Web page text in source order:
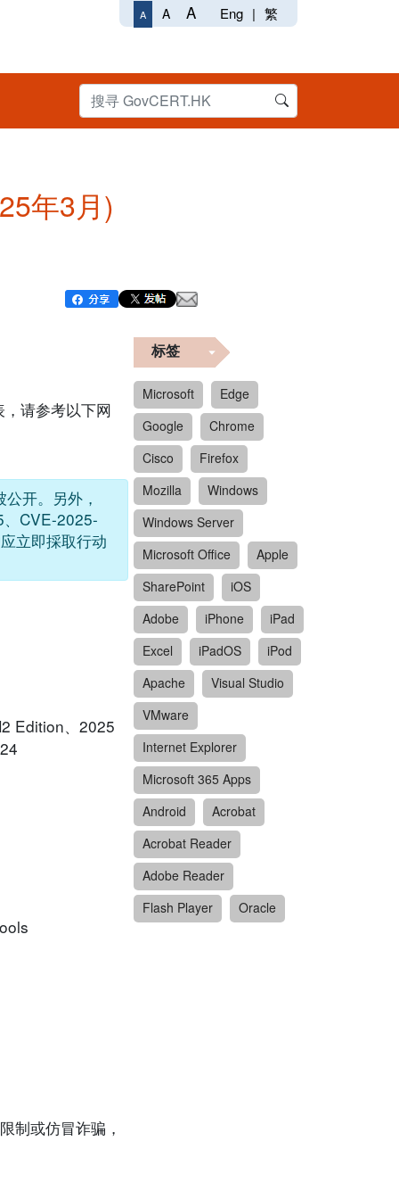
A A A Eng | 繁
年3月)
请参考以下网
开。另外，
CVE-2025-
立即採取行动
Edition、2025
制或仿冒诈骗，
标签
Microsoft
Edge
Google
Chrome
Cisco
Firefox
Mozilla
Windows
Windows Server
Microsoft Office
Apple
SharePoint
iOS
Adobe
iPhone
iPad
Excel
iPadOS
iPod
Apache
Visual Studio
VMware
Internet Explorer
Microsoft 365 Apps
Android
Acrobat
Acrobat Reader
Adobe Reader
Flash Player
Oracle